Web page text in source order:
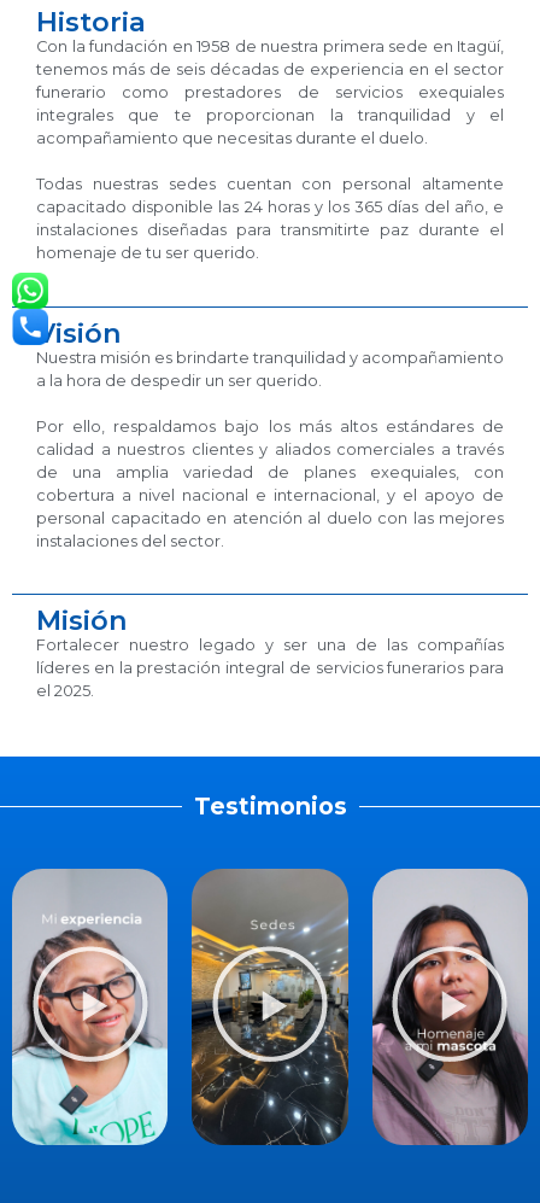
Historia
Con la fundación en 1958 de nuestra primera sede en Itagüí,
tenemos más de seis décadas de experiencia en el sector
funerario como prestadores de servicios exequiales
integrales que te proporcionan la tranquilidad y el
acompañamiento que necesitas durante el duelo.
Todas nuestras sedes cuentan con personal altamente
capacitado disponible las 24 horas y los 365 días del año, e
instalaciones diseñadas para transmitirte paz durante el
homenaje de tu ser querido.
Visión
Nuestra misión es brindarte tranquilidad y acompañamiento
a la hora de despedir un ser querido.
Por ello, respaldamos bajo los más altos estándares de
calidad a nuestros clientes y aliados comerciales a través
de una amplia variedad de planes exequiales, con
cobertura a nivel nacional e internacional, y el apoyo de
personal capacitado en atención al duelo con las mejores
instalaciones del sector.
Misión
Fortalecer nuestro legado y ser una de las compañías
líderes en la prestación integral de servicios funerarios para
el 2025.
Testimonios